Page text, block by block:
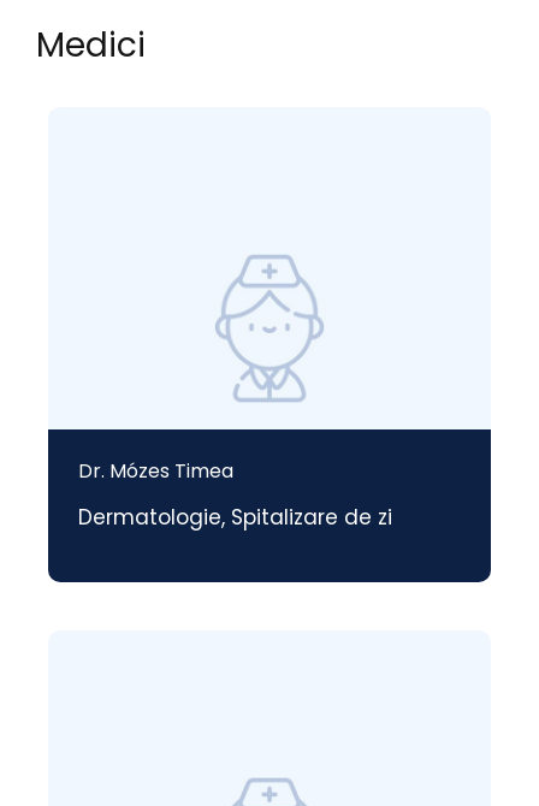
Medici
Dr. Mózes Timea
Dermatologie, Spitalizare de zi